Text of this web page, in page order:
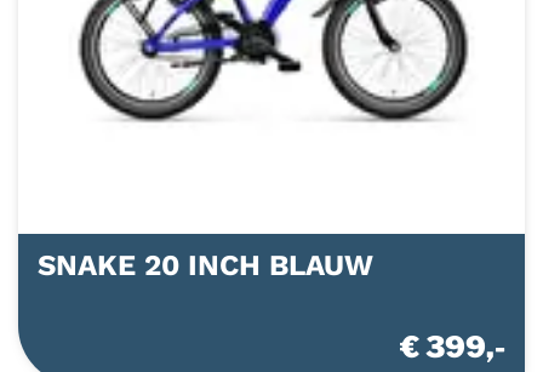
SNAKE 20 INCH BLAUW
€ 399,-